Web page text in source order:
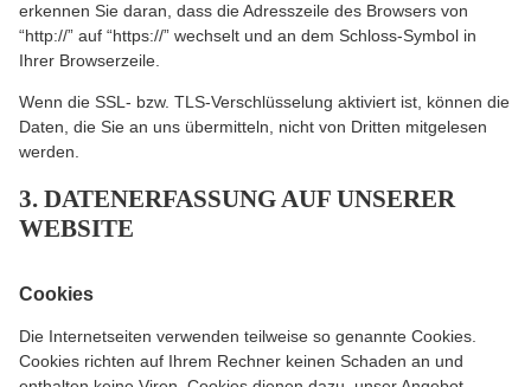
erkennen Sie daran, dass die Adresszeile des Browsers von
“http://” auf “https://” wechselt und an dem Schloss-Symbol in
Ihrer Browserzeile.
Wenn die SSL- bzw. TLS-Verschlüsselung aktiviert ist, können die
Daten, die Sie an uns übermitteln, nicht von Dritten mitgelesen
werden.
3. DATENERFASSUNG AUF UNSERER
WEBSITE
Cookies
Die Internetseiten verwenden teilweise so genannte Cookies.
Cookies richten auf Ihrem Rechner keinen Schaden an und